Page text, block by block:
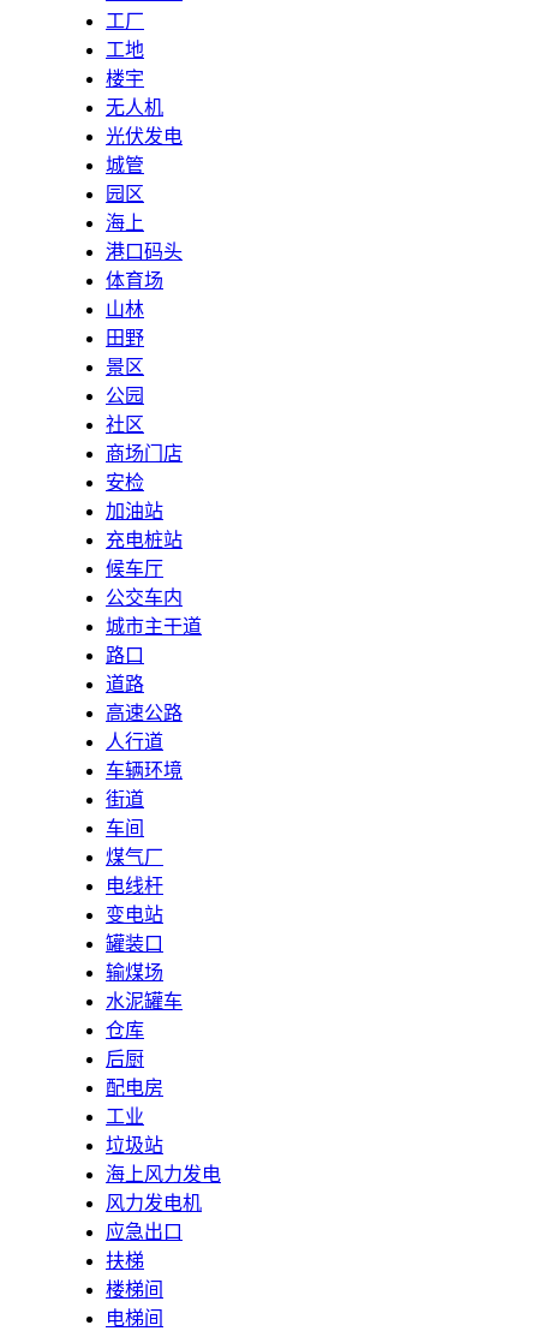
工厂
工地
楼宇
无人机
光伏发电
城管
园区
海上
港口码头
体育场
山林
田野
景区
公园
社区
商场门店
安检
加油站
充电桩站
候车厅
公交车内
城市主干道
路口
道路
高速公路
人行道
车辆环境
街道
车间
煤气厂
电线杆
变电站
罐装口
输煤场
水泥罐车
仓库
后厨
配电房
工业
垃圾站
海上风力发电
风力发电机
应急出口
扶梯
楼梯间
电梯间